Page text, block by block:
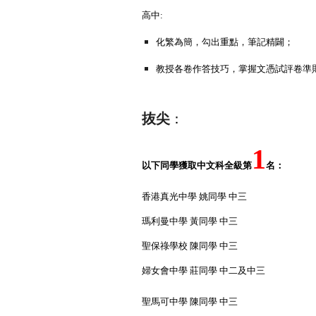
高中:
化繁為簡，勾出重點，筆記精闢；
教授各卷作答技巧，掌握文憑試評卷準
抜尖 ：
以下同學獲取中文科全級第 1名：
香港真光中學 姚同學 中三
瑪利曼中學 黃同學 中三
聖保祿學校 陳同學 中三
婦女會中學 莊同學 中二及中三
聖馬可中學 陳同學 中三